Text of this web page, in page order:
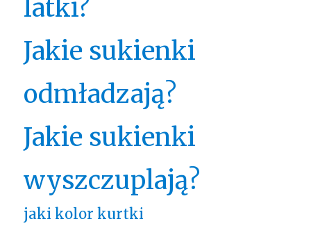
latki?
Jakie sukienki
odmładzają?
Jakie sukienki
wyszczuplają?
jaki kolor kurtki